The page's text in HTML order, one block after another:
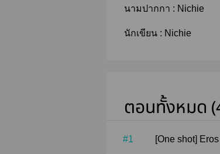
นามปากกา : Nichie
นักเขียน : Nichie
ตอนทั้งหมด
#1 [One shot] Eros